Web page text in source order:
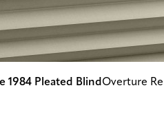
1984 Pleated Blind Overture